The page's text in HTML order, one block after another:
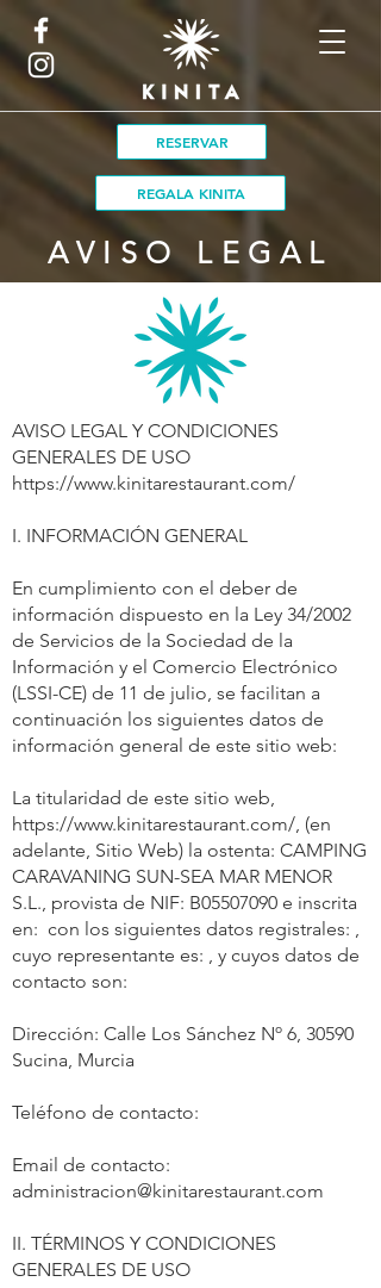
RESERVAR
REGALA KINITA
AVISO LEGAL
AVISO LEGAL Y CONDICIONES
GENERALES DE USO
https://www.kinitarestaurant.com/
I. INFORMACIÓN GENERAL
En cumplimiento con el deber de
información dispuesto en la Ley 34/2002
de Servicios de la Sociedad de la
Información y el Comercio Electrónico
(LSSI-CE) de 11 de julio, se facilitan a
continuación los siguientes datos de
información general de este sitio web:
La titularidad de este sitio web,
https://www.kinitarestaurant.com/, (en
adelante, Sitio Web) la ostenta: CAMPING
CARAVANING SUN-SEA MAR MENOR
S.L., provista de NIF: B05507090 e inscrita
en: con los siguientes datos registrales: ,
cuyo representante es: , y cuyos datos de
contacto son:
Dirección: Calle Los Sánchez Nº 6, 30590
Sucina, Murcia
Teléfono de contacto:
Email de contacto:
administracion@kinitarestaurant.com
II. TÉRMINOS Y CONDICIONES
GENERALES DE USO